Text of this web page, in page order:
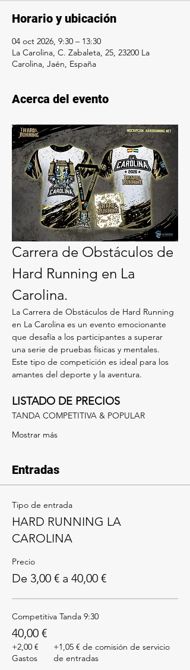
Horario y ubicación
04 oct 2026, 9:30 – 13:30
La Carolina, C. Zabaleta, 25, 23200 La
Carolina, Jaén, España
Acerca del evento
Carrera de Obstáculos de
Hard Running en La
Carolina.
La Carrera de Obstáculos de Hard Running
en La Carolina es un evento emocionante
que desafía a los participantes a superar
una serie de pruebas físicas y mentales.
Este tipo de competición es ideal para los
amantes del deporte y la aventura.
LISTADO DE PRECIOS
TANDA COMPETITIVA & POPULAR
Mostrar más
Entradas
Tipo de entrada
HARD RUNNING LA
CAROLINA
Precio
De 3,00 € a 40,00 €
Competitiva Tanda 9:30
40,00 €
+2,00 €
Gastos
+1,05 € de comisión de servicio
de entradas